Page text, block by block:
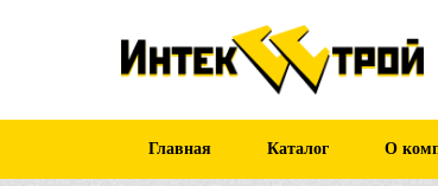
Главная Каталог О